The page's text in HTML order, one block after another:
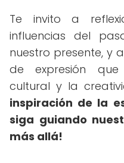
Te invito a
influencias del
nuestro presente, y
de expresión
cultural y la
inspiración de la
siga guiando
más allá!